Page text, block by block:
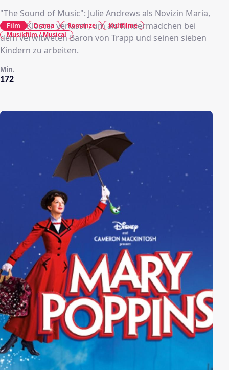
"The Sound of Music": Julie Andrews als Novizin Maria,
die ihr Kloster verlässt , um als Kindermädchen bei
dem verwitweten Baron von Trapp und seinen sieben
Kindern zu arbeiten.
172
Min.
Film Drama Romanze
Kultfilme
Musikfilm / Musical